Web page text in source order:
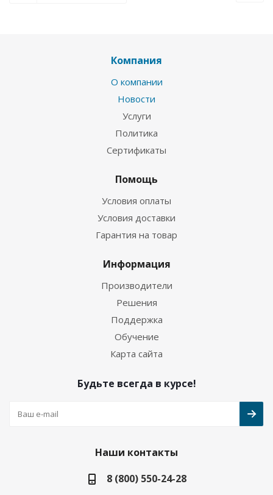
Компания
О компании
Новости
Услуги
Политика
Сертификаты
Помощь
Условия оплаты
Условия доставки
Гарантия на товар
Информация
Производители
Решения
Поддержка
Обучение
Карта сайта
Будьте всегда в курсе!
Наши контакты
8 (800) 550-24-28